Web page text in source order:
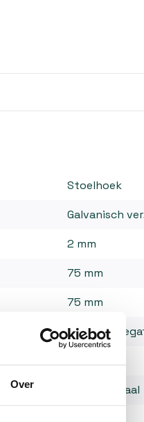
Over
Stoelhoek
Galvanisch
2 mm
75 mm
75 mm
4
Verzinkt staal